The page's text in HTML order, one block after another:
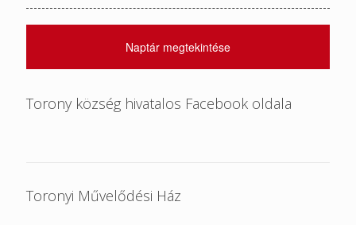
Naptár megtekintése
Torony község hivatalos Facebook oldala
Toronyi Művelődési Ház